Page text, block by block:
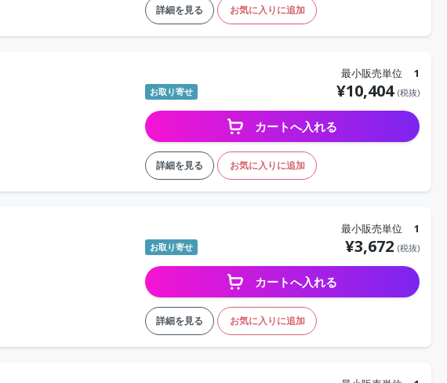
詳細を見る お気に入りに追加
最小販売単位 1
お取り寄せ ¥10,404 (税抜)
カートへ入れる
詳細を見る お気に入りに追加
最小販売単位 1
お取り寄せ ¥3,672 (税抜)
カートへ入れる
詳細を見る お気に入りに追加